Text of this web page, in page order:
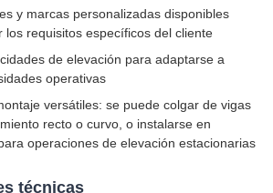
y marcas personalizadas disponibles
los requisitos específicos del cliente
de elevación para adaptarse a
operativas
versátiles: se puede colgar de vigas
recto o curvo, o instalarse en
operaciones de elevación estacionarias
técnicas